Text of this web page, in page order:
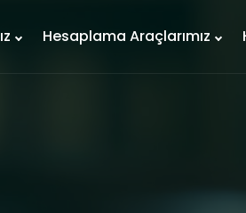
Hesaplama Araçlarımız